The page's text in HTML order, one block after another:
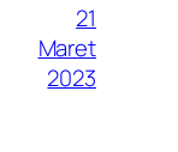
21
Maret
2023